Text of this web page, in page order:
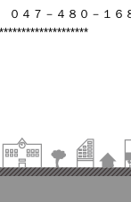
４７－４８０－１６